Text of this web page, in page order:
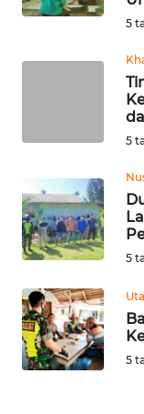
5
5
5
5
MALUT
WN
WN
NIAS
WN
LANGKAT
WN
TAPANULI